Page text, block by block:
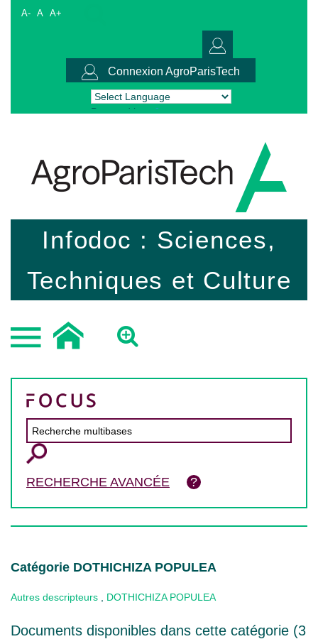
A- A A+
Connexion AgroParisTech
Powered by Translate
Infodoc : Sciences,
Techniques et Culture
RECHERCHE AVANCÉE
Catégorie DOTHICHIZA POPULEA
Autres descripteurs DOTHICHIZA POPULEA
Documents disponibles dans cette catégorie (3